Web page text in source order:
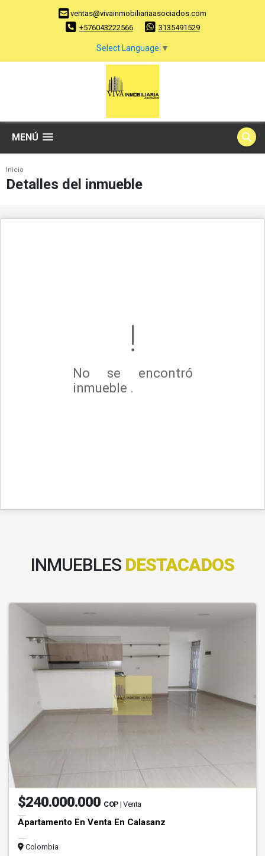
ventas@vivainmobiliariaasociados.com
+576043222566
3135491529
Select Language ▼
MENÚ
Inicio
Detalles del inmueble
No se encontró
inmueble .
INMUEBLES DESTACADOS
$240.000.000 COP | Venta
Apartamento En Venta En Calasanz
Colombia